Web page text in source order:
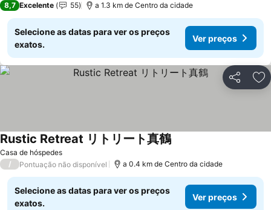
8,7 Excelente 55 a 1.3 km de Centro da cidade
Selecione as datas para ver os preços
exatos.
Ver preços
Partilhar
Casa de hóspedes
Rustic Retreat リトリート真鶴Ver preços
/ Pontuação não disponível a 0.4 km de Centro da cidade
Selecione as datas para ver os preços
exatos.
Ver preços